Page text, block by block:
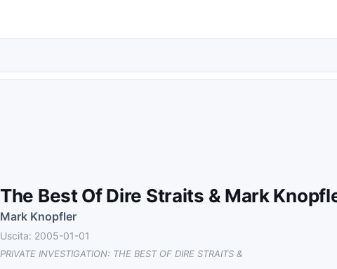
The Best Of Dire Straits & Mark
Mark Knopfler
Uscita: 2005-01-01
PRIVATE INVESTIGATION: THE BEST OF DIRE STRAITS &